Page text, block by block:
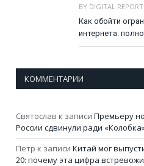
BY DIGITAL REPORT
Как обойти
интернета:
КОММЕНТАРИИ
Святослав к записи Премьеру
России сдвинули ради
Петр к записи Китай мог
20: почему эта цифра